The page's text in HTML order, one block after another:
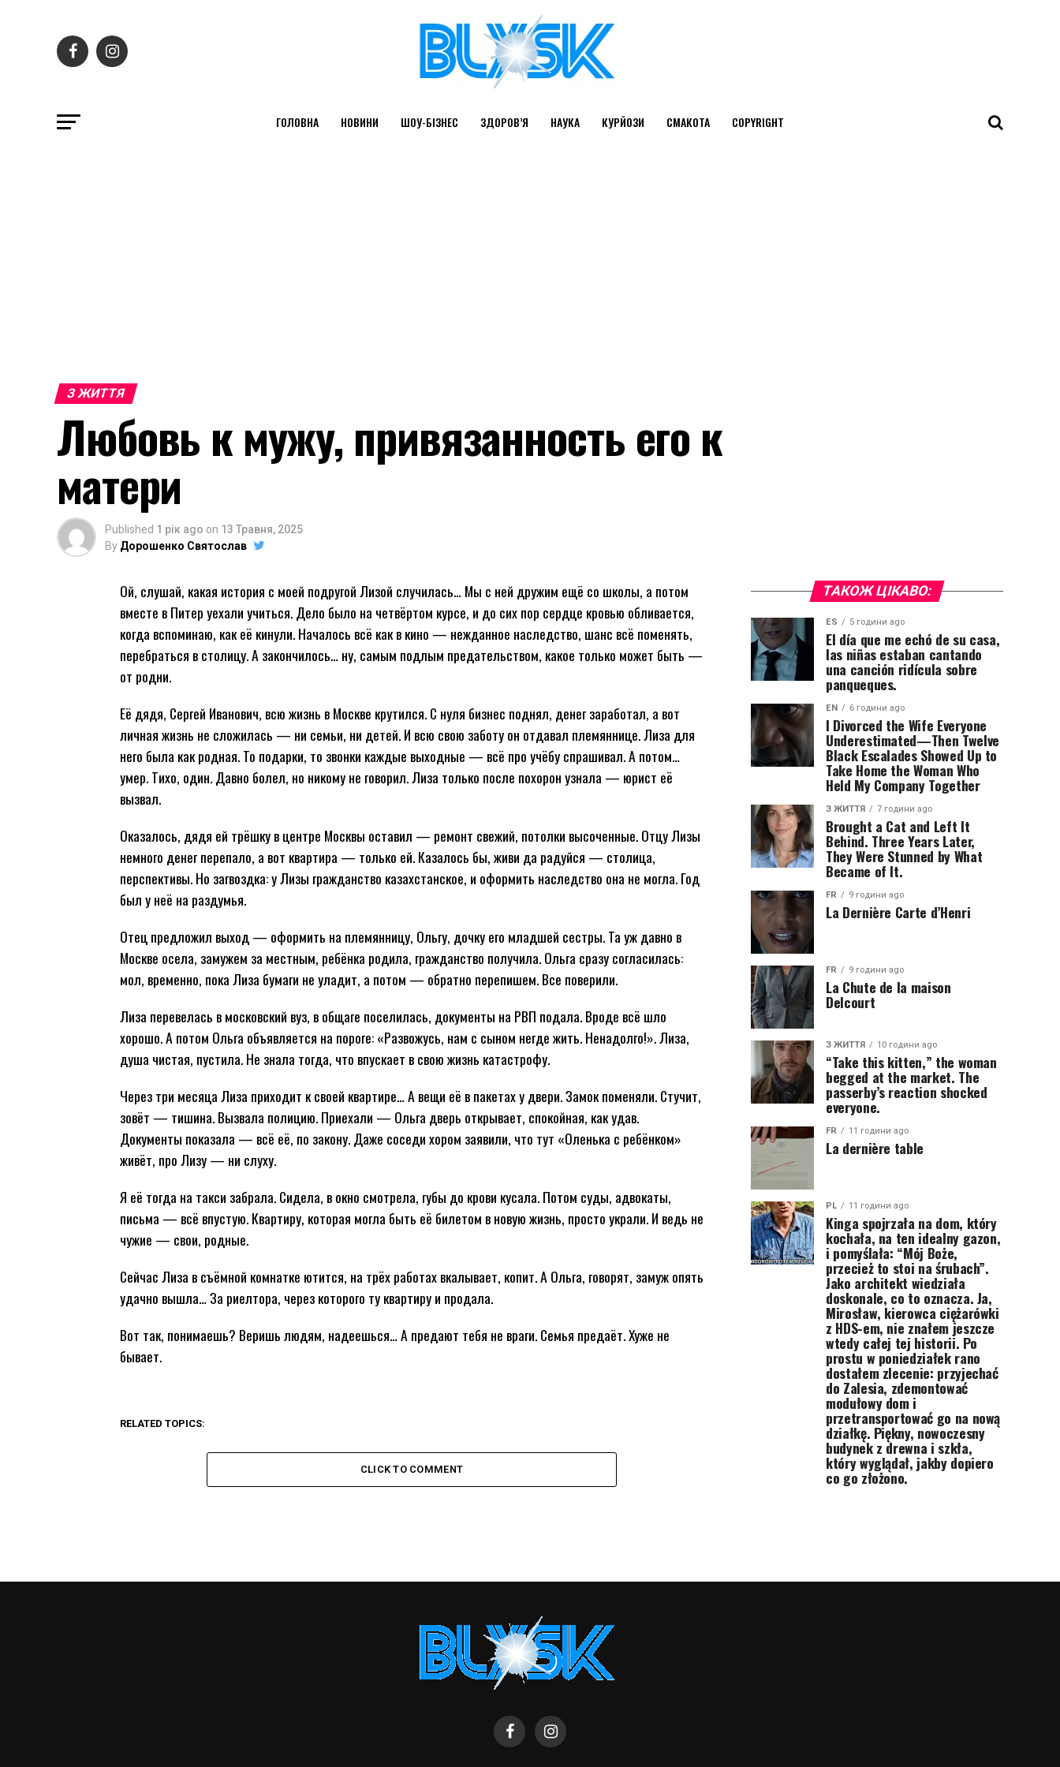
ГОЛОВНА НОВИНИ ШОУ-БІЗНЕС ЗДОРОВ’Я НАУКА КУРЙОЗИ СМАКОТА COPYRIGHT
З ЖИТТЯ
Любовь к мужу, привязанность его к
матери
Published 1 рік ago on 13 Травня, 2025
By Дорошенко Святослав
Ой, слушай, какая история с моей подругой Лизой случилась… Мы с ней дружим ещё со школы, а потом
вместе в Питер уехали учиться. Дело было на четвёртом курсе, и до сих пор сердце кровью обливается,
когда вспоминаю, как её кинули. Началось всё как в кино — нежданное наследство, шанс всё поменять,
перебраться в столицу. А закончилось… ну, самым подлым предательством, какое только может быть —
от родни.
Её дядя, Сергей Иванович, всю жизнь в Москве крутился. С нуля бизнес поднял, денег заработал, а вот
личная жизнь не сложилась — ни семьи, ни детей. И всю свою заботу он отдавал племяннице. Лиза для
него была как родная. То подарки, то звонки каждые выходные — всё про учёбу спрашивал. А потом…
умер. Тихо, один. Давно болел, но никому не говорил. Лиза только после похорон узнала — юрист её
вызвал.
Оказалось, дядя ей трёшку в центре Москвы оставил — ремонт свежий, потолки высоченные. Отцу Лизы
немного денег перепало, а вот квартира — только ей. Казалось бы, живи да радуйся — столица,
перспективы. Но загвоздка: у Лизы гражданство казахстанское, и оформить наследство она не могла. Год
был у неё на раздумья.
Отец предложил выход — оформить на племянницу, Ольгу, дочку его младшей сестры. Та уж давно в
Москве осела, замужем за местным, ребёнка родила, гражданство получила. Ольга сразу согласилась:
мол, временно, пока Лиза бумаги не уладит, а потом — обратно перепишем. Все поверили.
Лиза перевелась в московский вуз, в общаге поселилась, документы на РВП подала. Вроде всё шло
хорошо. А потом Ольга объявляется на пороге: «Развожусь, нам с сыном негде жить. Ненадолго!». Лиза,
душа чистая, пустила. Не знала тогда, что впускает в свою жизнь катастрофу.
Через три месяца Лиза приходит к своей квартире… А вещи её в пакетах у двери. Замок поменяли. Стучит,
зовёт — тишина. Вызвала полицию. Приехали — Ольга дверь открывает, спокойная, как удав.
Документы показала — всё её, по закону. Даже соседи хором заявили, что тут «Оленька с ребёнком»
живёт, про Лизу — ни слуху.
Я её тогда на такси забрала. Сидела, в окно смотрела, губы до крови кусала. Потом суды, адвокаты,
письма — всё впустую. Квартиру, которая могла быть её билетом в новую жизнь, просто украли. И ведь не
чужие — свои, родные.
Сейчас Лиза в съёмной комнатке ютится, на трёх работах вкалывает, копит. А Ольга, говорят, замуж опять
удачно вышла… За риелтора, через которого ту квартиру и продала.
Вот так, понимаешь? Веришь людям, надеешься… А предают тебя не враги. Семья предаёт. Хуже не
бывает.
RELATED TOPICS:
CLICK TO COMMENT
ТАКОЖ ЦІКАВО:
ES 5 години ago
El día que me echó de su casa,
las niñas estaban cantando
una canción ridícula sobre
panqueques.
EN 6 години ago
I Divorced the Wife Everyone
Underestimated—Then Twelve
Black Escalades Showed Up to
Take Home the Woman Who
Held My Company Together
З ЖИТТЯ 7 години ago
Brought a Cat and Left It
Behind. Three Years Later,
They Were Stunned by What
Became of It.
FR 9 години ago
La Dernière Carte d’Henri
FR 9 години ago
La Chute de la maison
Delcourt
З ЖИТТЯ 10 години ago
“Take this kitten,” the woman
begged at the market. The
passerby’s reaction shocked
everyone.
FR 11 години ago
La dernière table
PL 11 години ago
Kinga spojrzała na dom, który
kochała, na ten idealny gazon,
i pomyślała: “Mój Boże,
przecież to stoi na śrubach”.
Jako architekt wiedziała
doskonale, co to oznacza. Ja,
Mirosław, kierowca ciężarówki
z HDS-em, nie znałem jeszcze
wtedy całej tej historii. Po
prostu w poniedziałek rano
dostałem zlecenie: przyjechać
do Zalesia, zdemontować
modułowy dom i
przetransportować go na nową
działkę. Piękny, nowoczesny
budynek z drewna i szkła,
który wyglądał, jakby dopiero
co go złożono.